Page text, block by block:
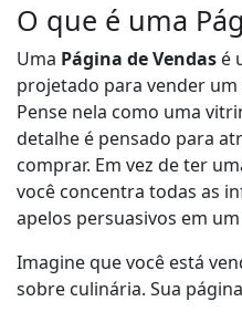
O que é uma
Uma Página de Vendas é
projetado para vender
Pense nela como uma
detalhe é pensado para
comprar. Em vez de ter
você concentra todas as
apelos persuasivos em
Imagine que você está
sobre culinária. Sua